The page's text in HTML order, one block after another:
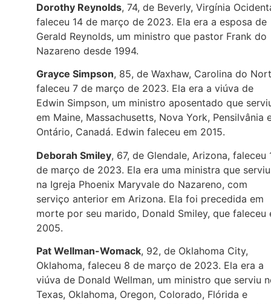
Dorothy Reynolds, 74, de Beverly, Virgínia
faleceu 14 de março de 2023. Ela era a esposa de
Gerald Reynolds, um ministro que pastor Frank do
Nazareno desde 1994.
Grayce Simpson, 85, de Waxhaw, Carolina do
faleceu 7 de março de 2023. Ela era a viúva de
Edwin Simpson, um ministro aposentado que
em Maine, Massachusetts, Nova York, Pensilvânia
Ontário, Canadá. Edwin faleceu em 2015.
Deborah Smiley, 67, de Glendale, Arizona, faleceu
de março de 2023. Ela era uma ministra que serviu
na Igreja Phoenix Maryvale do Nazareno, com
serviço anterior em Arizona. Ela foi precedida em
morte por seu marido, Donald Smiley, que faleceu
2005.
Pat Wellman-Womack, 92, de Oklahoma City,
Oklahoma, faleceu 8 de março de 2023. Ela era a
viúva de Donald Wellman, um ministro que serviu
Texas, Oklahoma, Oregon, Colorado, Flórida e